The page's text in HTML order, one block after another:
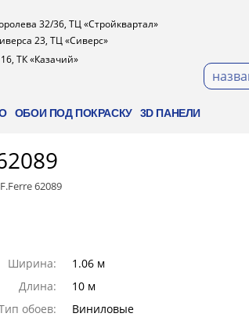
32/36, ТЦ «Стройквартал»
23, ТЦ «Сиверс»
ТК «Казачий»
ОБОИ ПОД ПОКРАСКУ 3D ПАНЕЛИ
62089
Ширина:
1.06 м
Длина:
10 м
обоев:
Виниловые